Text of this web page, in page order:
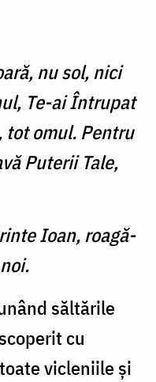
nu sol, nici
Te-ai Întrupat
omul. Pentru
Puterii Tale,
Ioan, roagă-
săltările
cu
vicleniile şi